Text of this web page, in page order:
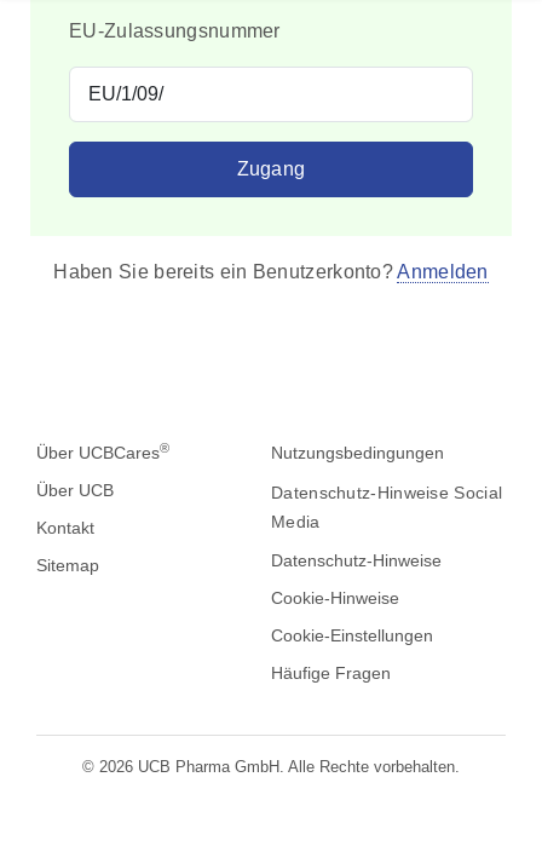
EU-Zulassungsnummer
Zugang
Haben Sie bereits ein Benutzerkonto?Anmelden
Über UCBCares®
Über UCB
Kontakt
Sitemap
Nutzungsbedingungen
Datenschutz-Hinweise Social
Media
Datenschutz-Hinweise
Cookie-Hinweise
Cookie-Einstellungen
Häufige Fragen
© 2026 UCB Pharma GmbH. Alle Rechte vorbehalten.